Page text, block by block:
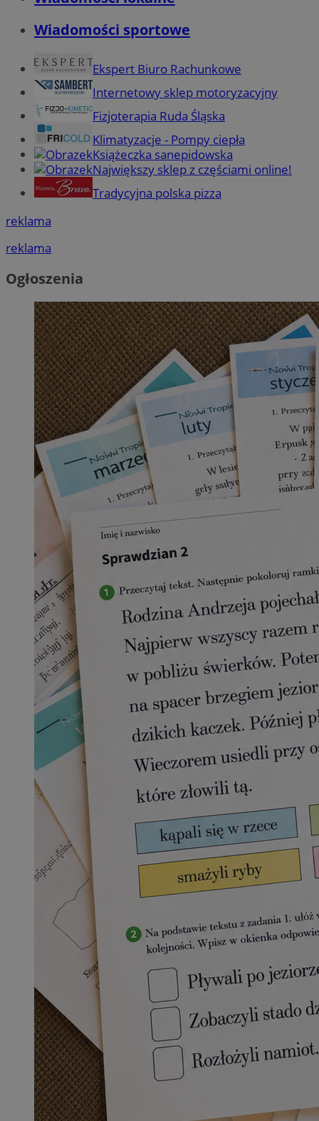
Wiadomości sportowe
Ekspert Biuro Rachunkowe
Internetowy sklep motoryzacyjny
Fizjoterapia Ruda Śląska
Klimatyzacje - Pompy ciepła
Książeczka sanepidowska
Największy sklep z częściami online!
Tradycyjna polska pizza
reklama
reklama
Ogłoszenia